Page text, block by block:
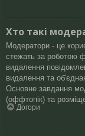
Хто такі
Модератори - це
стежать за роботою
видалення
видалення та
Основне завдання
(оффтопік) та
Догори